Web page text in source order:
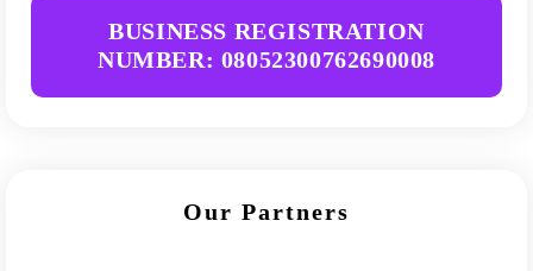
BUSINESS REGISTRATION
NUMBER: 08052300762690008
Our Partners